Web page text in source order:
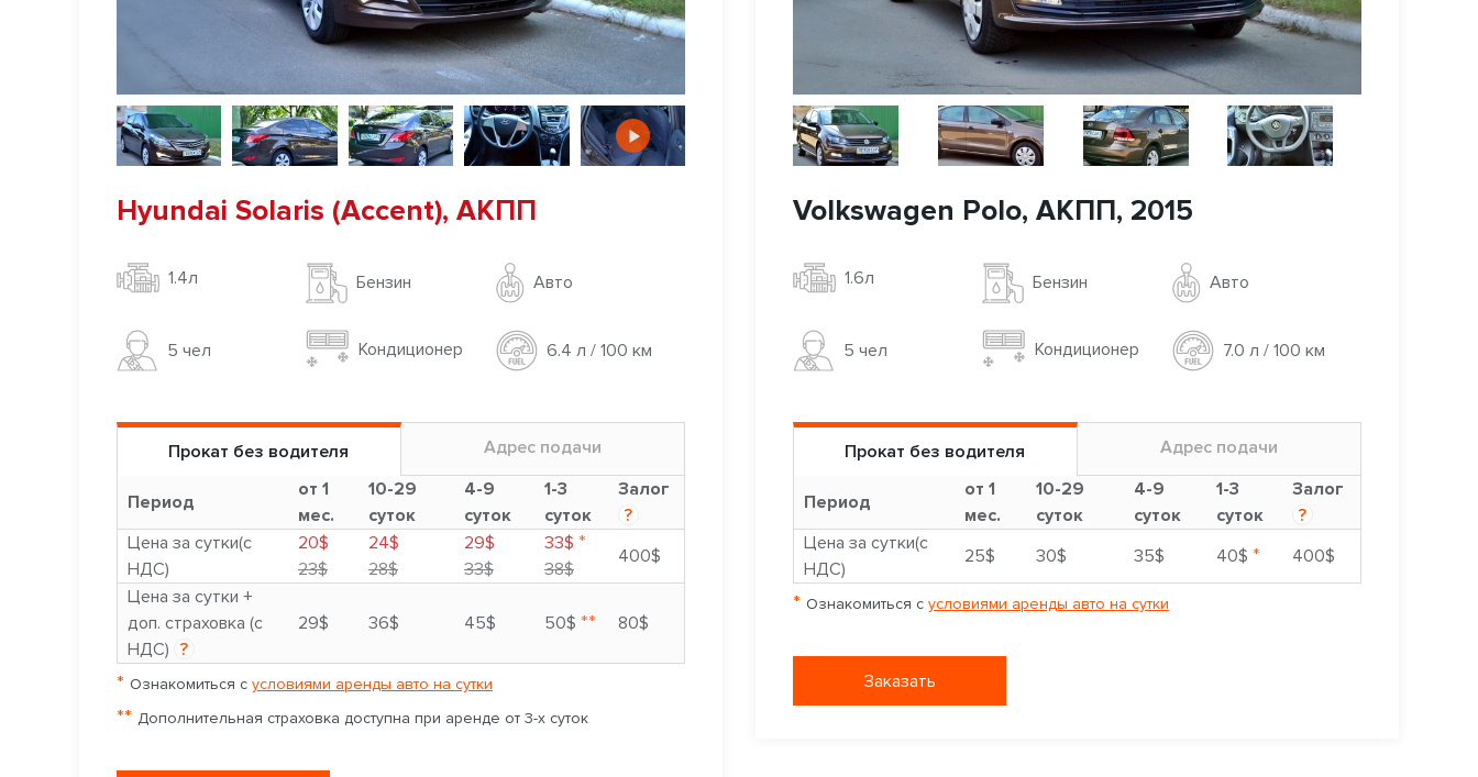
Hyundai Solaris (Accent), АКПП
1.4л Бензин Авто
5 чел Кондиционер 6.4 л / 100 км
Прокат без водителя Адрес подачи
Период
от 1
мес.
10-29
суток
4-9
суток
1-3
суток
Залог
?
Цена за сутки(с
НДС)
20$
23$
24$
28$
29$
33$
33$ *
38$
400$
Цена за сутки +
доп. страховка (с
НДС) ?
29$ 36$ 45$ 50$ ** 80$
* Ознакомиться с условиями аренды авто на сутки
** Дополнительная страховка доступна при аренде от 3-х суток
Volkswagen Polo, АКПП, 2015
1.6л Бензин Авто
5 чел Кондиционер 7.0 л / 100 км
Прокат без водителя Адрес подачи
Период
от 1
мес.
10-29
суток
4-9
суток
1-3
суток
Залог
?
Цена за сутки(с
НДС)
25$ 30$ 35$ 40$ * 400$
* Ознакомиться с условиями аренды авто на сутки
Заказать